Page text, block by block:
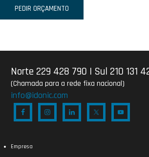
PEDIR ORÇAMENTO
Norte 229 428 790 | Sul 210 131
(Chamada para a rede fixa nacional)
info@idonic.com
Empresa